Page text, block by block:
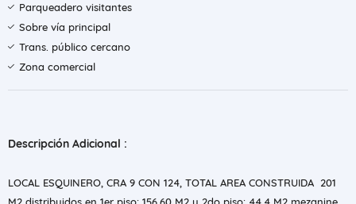
Parqueadero visitantes
Sobre vía principal
Trans. público cercano
Zona comercial
Descripción Adicional :
LOCAL ESQUINERO, CRA 9 CON 124, TOTAL AREA CONSTRUIDA 201